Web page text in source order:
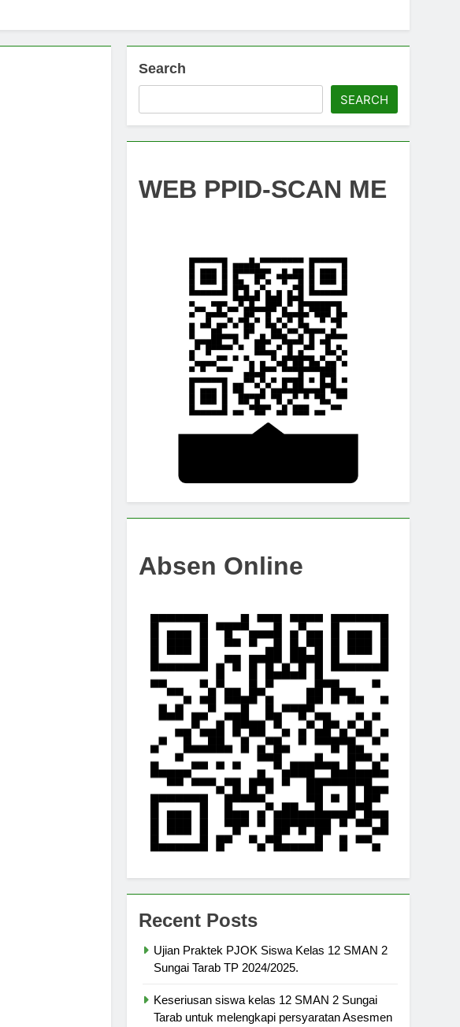
Search
SEARCH
WEB PPID-SCAN ME
Absen Online
Recent Posts
Ujian Praktek PJOK Siswa Kelas 12 SMAN 2
Sungai Tarab TP 2024/2025.
Keseriusan siswa kelas 12 SMAN 2 Sungai
Tarab untuk melengkapi persyaratan Asesmen